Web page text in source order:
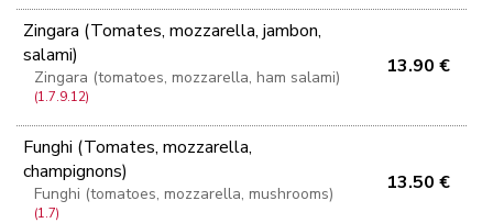
Zingara (Tomates, mozzarella, jambon,
salami)
Zingara (tomatoes, mozzarella, ham salami)
(1.7.9.12)
13.90 €
Funghi (Tomates, mozzarella,
champignons)
Funghi (tomatoes, mozzarella, mushrooms)
(1.7)
13.50 €